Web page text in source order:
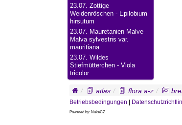
23.07. Zottige
Weidenröschen - Epilobium
hirsutum
23.07. Mauretanien-Malve -
Malva sylvestris var.
mauritiana
23.07. Wildes
Stiefmütterchen - Viola
tricolor
atlas flora a-z
Betriebsbedingungen
Powered by: NukeCZ